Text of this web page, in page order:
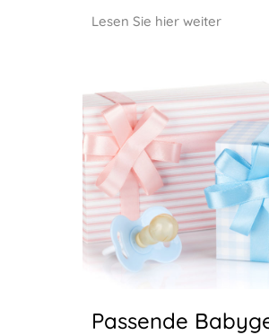
Lesen Sie hier weiter
Passende